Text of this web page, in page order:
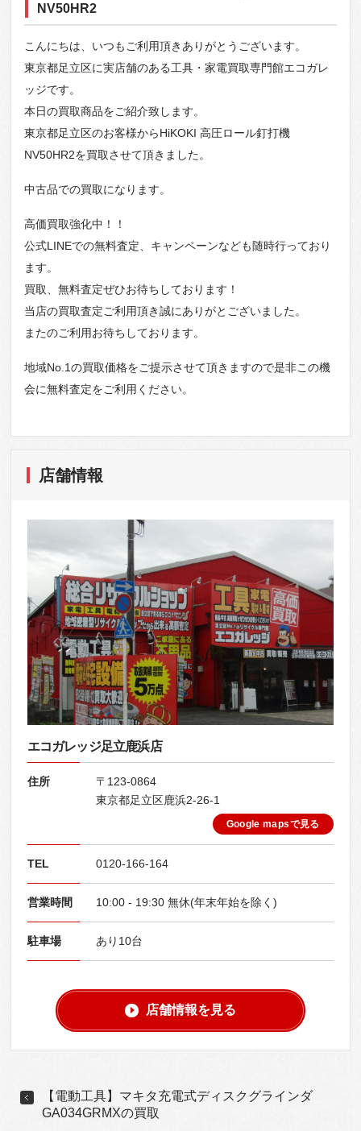
NV50HR2
こんにちは、いつもご利用頂きありがとうございます。
東京都足立区に実店舗のある工具・家電買取専門館エコガレ
ッジです。
本日の買取商品をご紹介致します。
東京都足立区のお客様からHiKOKI 高圧ロール釘打機
NV50HR2を買取させて頂きました。
中古品での買取になります。
高価買取強化中！！
公式LINEでの無料査定、キャンペーンなども随時行っており
ます。
買取、無料査定ぜひお待ちしております！
当店の買取査定ご利用頂き誠にありがとございました。
またのご利用お待ちしております。
地域No.1の買取価格をご提示させて頂きますので是非この機
会に無料査定をご利用ください。
店舗情報
エコガレッジ足立鹿浜店
住所
〒123-0864
東京都足立区鹿浜2-26-1
Google mapsで見る
TEL 0120-166-164
営業時間 10:00 - 19:30 無休(年末年始を除く)
駐車場 あり10台
店舗情報を見る
【電動工具】マキタ充電式ディスクグラインダ
GA034GRMXの買取